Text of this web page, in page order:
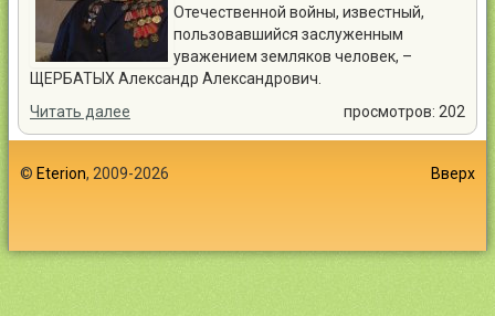
Отечественной войны, известный,
пользовавшийся заслуженным
уважением земляков человек, –
ЩЕРБАТЫХ Александр Александрович.
Читать далее
просмотров: 202
© Eterion, 2009-2026 Вверх